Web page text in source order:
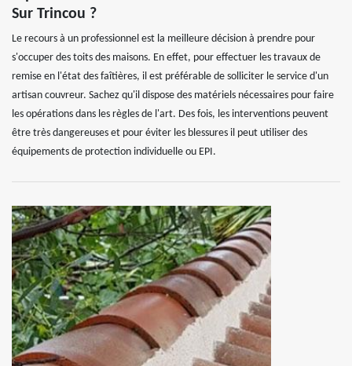
Sur Trincou ?
Le recours à un professionnel est la meilleure décision à prendre pour
s'occuper des toits des maisons. En effet, pour effectuer les travaux de
remise en l'état des faîtières, il est préférable de solliciter le service d'un
artisan couvreur. Sachez qu'il dispose des matériels nécessaires pour faire
les opérations dans les règles de l'art. Des fois, les interventions peuvent
être très dangereuses et pour éviter les blessures il peut utiliser des
équipements de protection individuelle ou EPI.